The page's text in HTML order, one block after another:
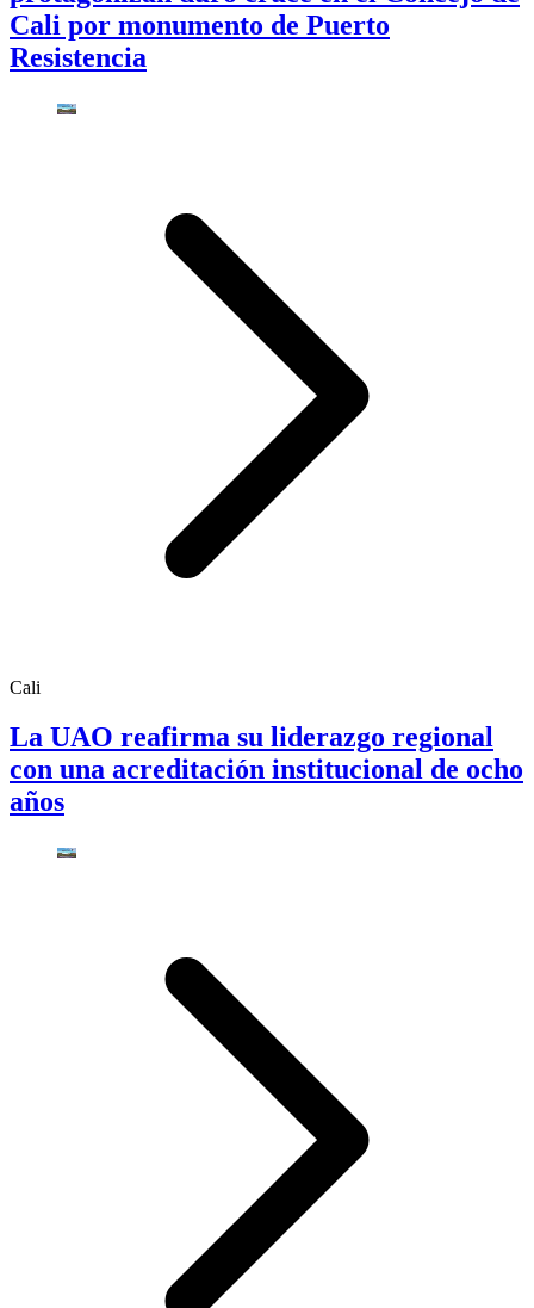
Cali por monumento de Puerto
Resistencia
Cali
La UAO reafirma su liderazgo regional
con una acreditación institucional de ocho
años